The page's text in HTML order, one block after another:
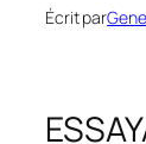
Écrit par